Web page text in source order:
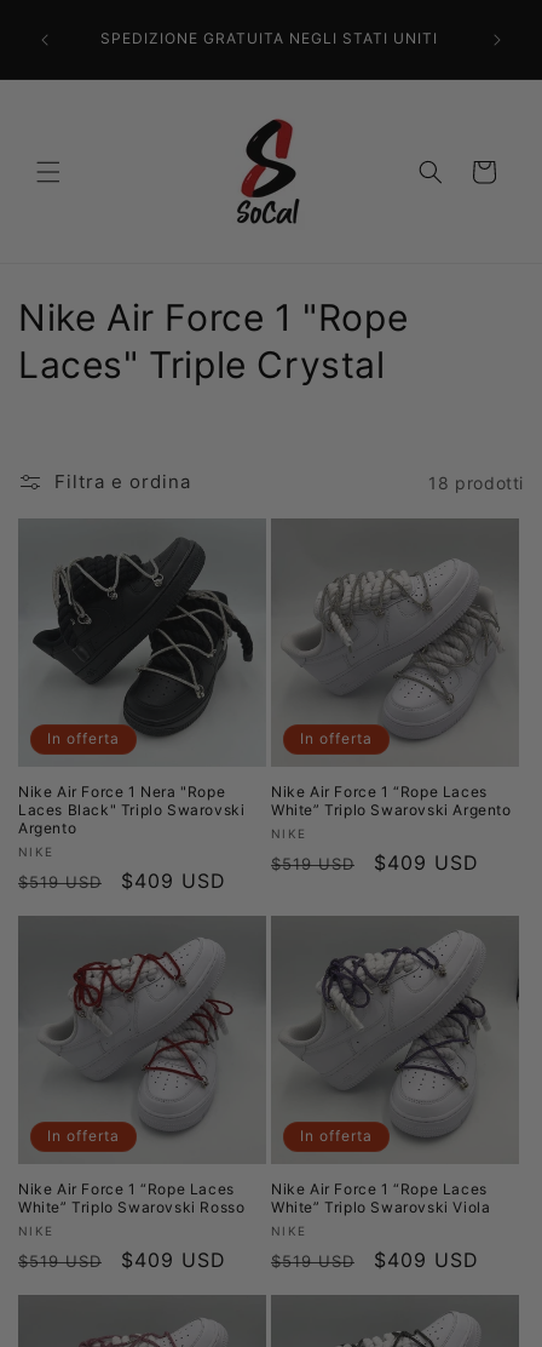
ai contenutiSPEDIZIONE GRATUITA NEGLI STATI UNITI
Carrello
C
o
o
e
:
Nike Air Force 1 "Rope
Laces" Triple Crystal
Filtra e ordina 18 prodotti
In offerta
Nike Air Force 1 Nera "Rope
Laces Black" Triplo Swarovski
Argento
Produttore:
NIKE
Prezzo
di
$519 USD
Prezzo
scontato
$409 USD
In offerta
Nike Air Force 1 “Rope Laces
White” Triplo Swarovski Argento
Produttore:
NIKE
Prezzo
listino
$519 USD
Prezzo
$409 USD
In offerta
Nike Air Force 1 “Rope Laces
White” Triplo Swarovski Rosso
Produttore:
NIKE
Prezzo
di
$519 USD
Prezzo
scontato
$409 USD
In offerta
Nike Air Force 1 “Rope Laces
White” Triplo Swarovski Viola
Produttore:
NIKE
Prezzo
di
$519 USD
Prezzo
scontato
$409 USD